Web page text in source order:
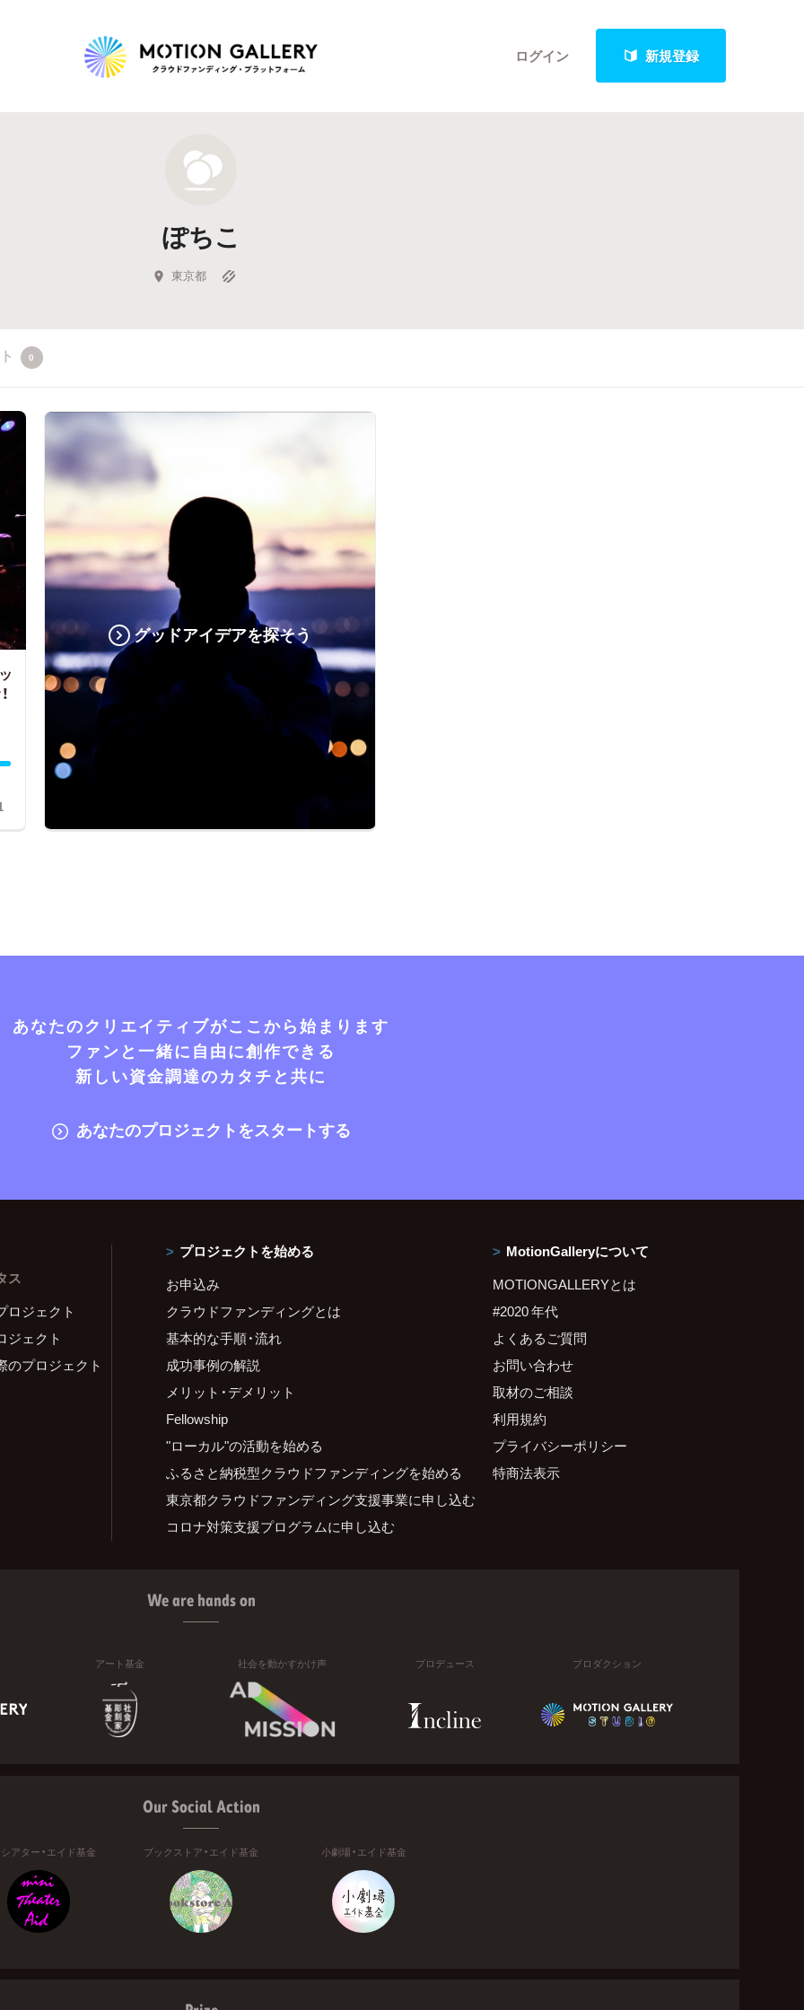
ログイン 新規登録
新着プロジェクト
Feature
キュレーターから探す
ぽちこ
東京都
0
グッドアイデアを探そう
あなたのクリエイティブがここから始まります
ファンと一緒に自由に創作できる
新しい資金調達のカタチと共に
あなたのプロジェクトをスタートする
ス
ロジェクト
ジェクト
のプロジェクト
プロジェクトを始める
お申込み
クラウドファンディングとは
基本的な手順・流れ
成功事例の解説
メリット・デメリット
Fellowship
"ローカル"の活動を始める
ふるさと納税型クラウドファンディングを始める
東京都クラウドファンディング支援事業に申し込む
コロナ対策支援プログラムに申し込む
MotionGalleryについて
MOTIONGALLERYとは
#2020 年代
よくあるご質問
お問い合わせ
取材のご相談
利用規約
プライバシーポリシー
特商法表示
We are hands on
アート基金 社会を動かすかけ声 プロデュース プロダクション
Our Social Action
アター・エイド基金 ブックストア・エイド基金 小劇場・エイド基金